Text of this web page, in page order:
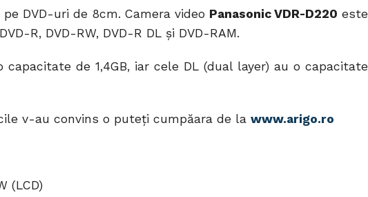
DVD-uri de 8cm. Camera video Panasonic VDR-D220 este
R, DVD-RW, DVD-R DL şi DVD-RAM.
capacitate de 1,4GB, iar cele DL (dual layer) au o capacitate
v-au convins o puteţi cumpăara de la www.arigo.ro
(LCD)